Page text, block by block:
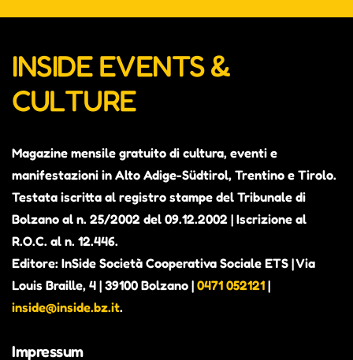
INSIDE EVENTS &
CULTURE
Magazine mensile gratuito di cultura, eventi e
manifestazioni in Alto Adige-Südtirol, Trentino e Tirolo.
Testata iscritta al registro stampe del Tribunale di
Bolzano al n. 25/2002 del 09.12.2002 | Iscrizione al
R.O.C. al n. 12.446.
Editore: InSide Società Cooperativa Sociale ETS | Via
Louis Braille, 4 | 39100 Bolzano | 0471 052121 |
inside@inside.bz.it.
Impressum